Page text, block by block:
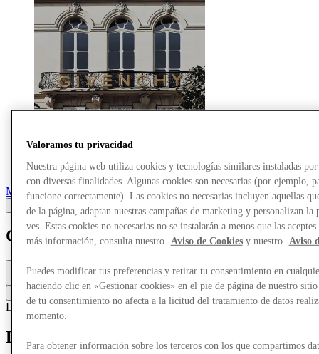
Marcas
Givenchy
Abierto
LujoAccesorios y bolsos
Descubre a Givenchy
Valoramos tu privacidad
Nuestra página web utiliza cookies y tecnologías similares instaladas
con diversas finalidades. Algunas cookies son necesarias (por ejemplo,
funcione correctamente). Las cookies no necesarias incluyen aquellas
de la página, adaptan nuestras campañas de marketing y personalizan la
ves. Estas cookies no necesarias no se instalarán a menos que las
más información, consulta nuestro
Aviso de Cookiesy nuestro Aviso
Puedes modificar tus preferencias y retirar tu consentimiento en
haciendo clic en «Gestionar cookies» en el pie de página de nuestro
de tu consentimiento no afecta a la licitud del tratamiento de datos
momento.
Para obtener información sobre los terceros con los que compartimos